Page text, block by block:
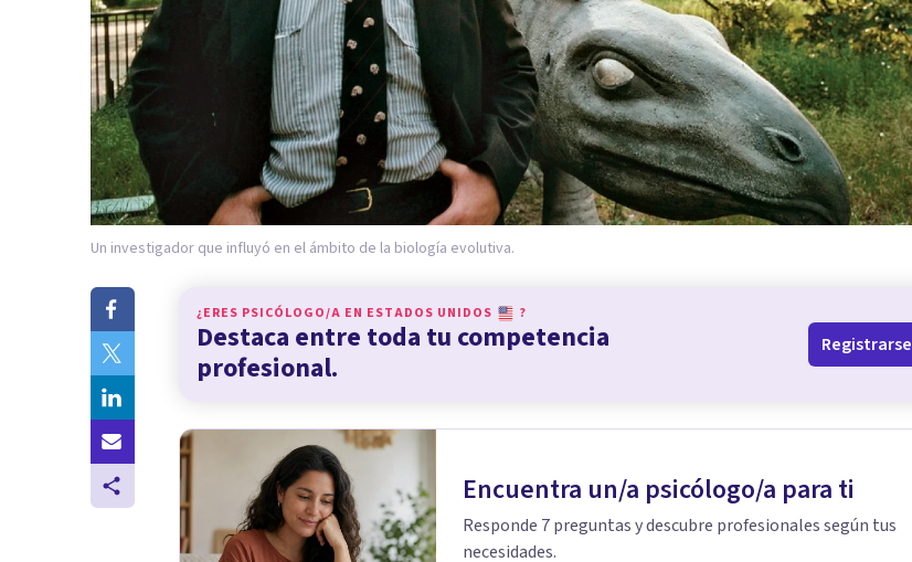
Un investigador que influyó en el ámbito de la biología evolutiva.
¿ERES PSICÓLOGO/A EN ESTADOS UNIDOS ?
Destaca entre toda tu competencia
profesional.
Registrarse
Encuentra un/a psicólogo/a para ti
Responde 7 preguntas y descubre profesionales según tus
necesidades.